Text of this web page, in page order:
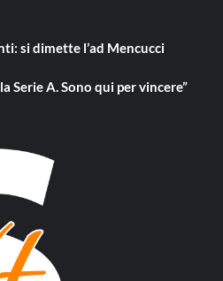
si dimette l’ad Mencucci
Serie A. Sono qui per vincere”